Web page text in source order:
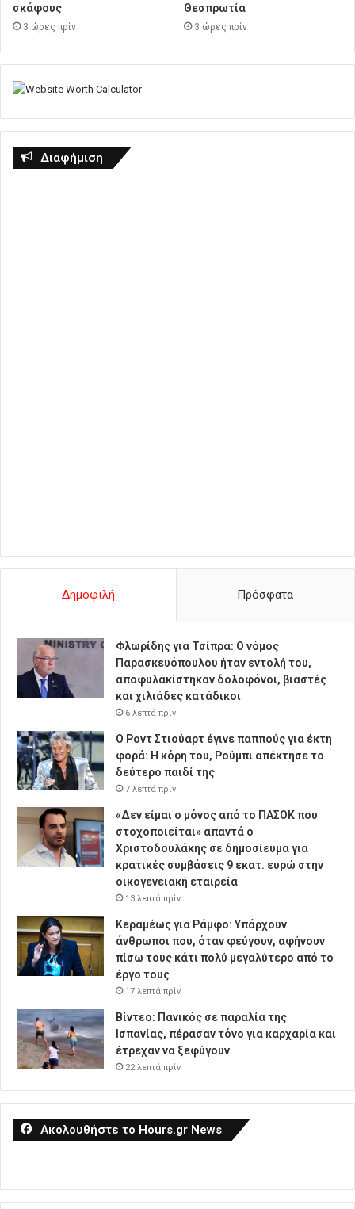
σκάφους
3 ώρες πρίν
Θεσπρωτία
3 ώρες πρίν
Διαφήμιση
Δημοφιλή Πρόσφατα
Φλωρίδης για Τσίπρα: Ο νόμος
Παρασκευόπουλου ήταν εντολή του,
αποφυλακίστηκαν δολοφόνοι, βιαστές
και χιλιάδες κατάδικοι
6 λεπτά πρίν
Ο Ροντ Στιούαρτ έγινε παππούς για έκτη
φορά: Η κόρη του, Ρούμπι απέκτησε το
δεύτερο παιδί της
7 λεπτά πρίν
«Δεν είμαι ο μόνος από το ΠΑΣΟΚ που
στοχοποιείται» απαντά ο
Χριστοδουλάκης σε δημοσίευμα για
κρατικές συμβάσεις 9 εκατ. ευρώ στην
οικογενειακή εταιρεία
13 λεπτά πρίν
Κεραμέως για Ράμφο: Υπάρχουν
άνθρωποι που, όταν φεύγουν, αφήνουν
πίσω τους κάτι πολύ μεγαλύτερο από το
έργο τους
17 λεπτά πρίν
Βίντεο: Πανικός σε παραλία της
Ισπανίας, πέρασαν τόνο για καρχαρία και
έτρεχαν να ξεφύγουν
22 λεπτά πρίν
Ακολουθήστε το Hours.gr News